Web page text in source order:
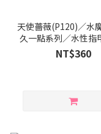
天使薔薇(P120)／水
久一點系列／水性指
神系列
NT$360